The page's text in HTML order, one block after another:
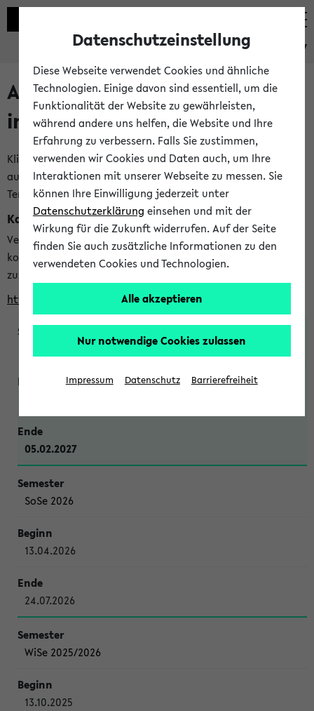
eKVV
Alle veröffentlichten Semester
im eKVV
Klicken Sie auf das Semester, welches Sie für Ihre Sitzung
auswählen möchten. Bitte beachten Sie auch die weiteren
Termine imKalender der Lehrplanung
Kalenderintegration
Verwenden Sie die folgende Adresse, um mit einer
kompatiblen Kalenderanwendung auf die Vorlesungszeiten
zuzugreifen (nähere Informationen
finden Sie hier
https://ekvv.uni-bielefeld.de/ws/calendar?vz
WiSe 2026/2027
05.02.2027
SoSe 2026
13.04.2026
24.07.2026
WiSe 2025/2026
13.10.2025
Datenschutzeinstellung
Diese Webseite verwendet Cookies und ähnliche
Technologien. Einige davon sind essentiell, um die
Funktionalität der Website zu gewährleisten,
während andere uns helfen, die Website und Ihre
Erfahrung zu verbessern. Falls Sie zustimmen,
verwenden wir Cookies und Daten auch, um Ihre
Interaktionen mit unserer Webseite zu messen. Sie
können Ihre Einwilligung jederzeit unter
Datenschutzerklärung einsehen und mit der
Wirkung für die Zukunft widerrufen. Auf der Seite
finden Sie auch zusätzliche Informationen zu den
verwendeten Cookies und Technologien.
Alle akzeptieren
Nur notwendige Cookies zulassen
Impressum Datenschutz Barrierefreiheit